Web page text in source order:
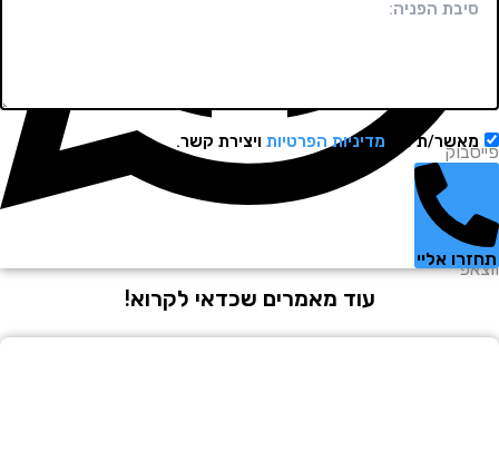
ת אתמדיניות הפרטיותויצירת קשר.
אליי
עוד מאמרים שכדאי לקרוא!